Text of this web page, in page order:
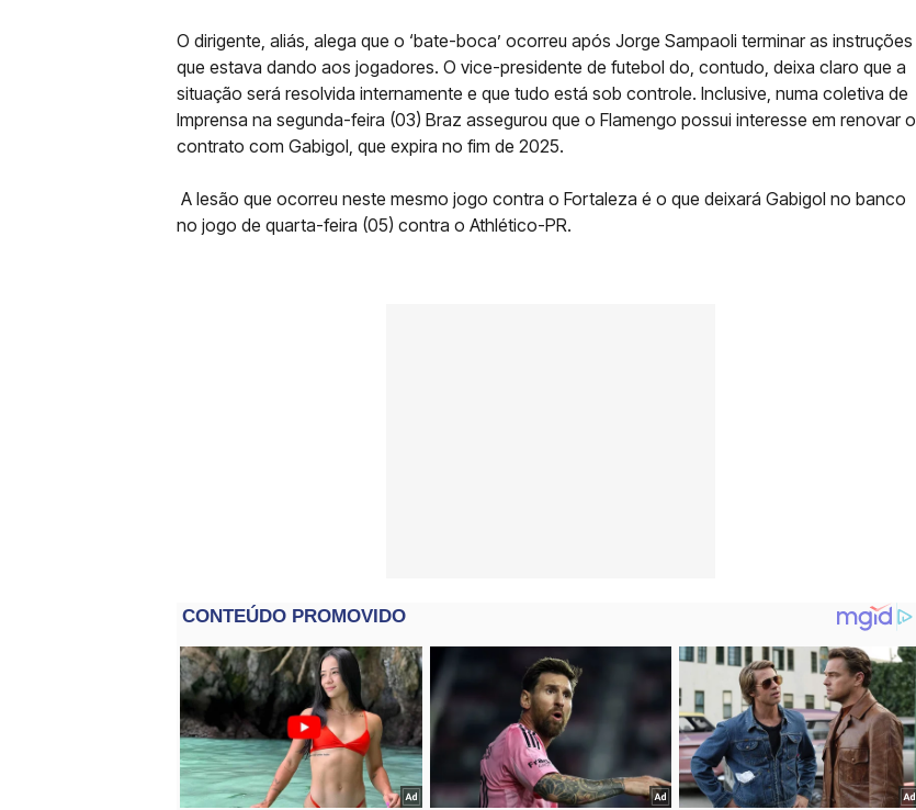
O dirigente, aliás, alega que o ‘bate-boca’ ocorreu após Jorge Sampaoli terminar as instruções
que estava dando aos jogadores. O vice-presidente de futebol do, contudo, deixa claro que a
situação será resolvida internamente e que tudo está sob controle. Inclusive, numa coletiva de
Imprensa na segunda-feira (03) Braz assegurou que o Flamengo possui interesse em renovar o
contrato com Gabigol, que expira no fim de 2025.
A lesão que ocorreu neste mesmo jogo contra o Fortaleza é o que deixará Gabigol no banco
no jogo de quarta-feira (05) contra o Athlético-PR.